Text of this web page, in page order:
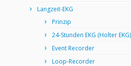
Langzeit-EKG
Prinzip
24-Stunden EKG (Holter EKG)
Event Recorder
Loop-Recorder